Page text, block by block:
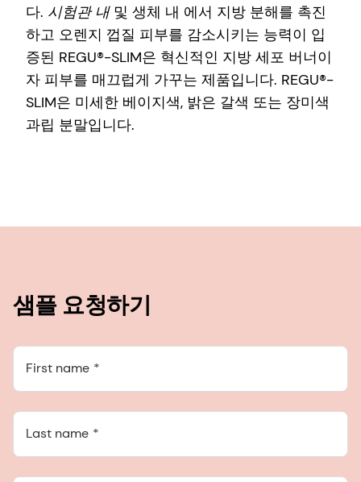
다. 시험관 내 및 생체 내 에서 지방 분해를 촉진
하고 오렌지 껍질 피부를 감소시키는 능력이 입
증된 REGU®-SLIM은 혁신적인 지방 세포 버너이
자 피부를 매끄럽게 가꾸는 제품입니다. REGU®-
SLIM은 미세한 베이지색, 밝은 갈색 또는 장미색
과립 분말입니다.
샘플 요청하기
First name
Last name